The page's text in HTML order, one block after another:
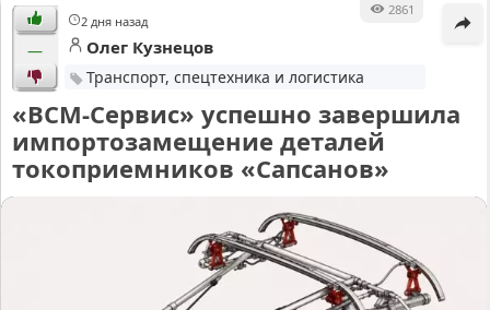
2 дня назад
2861
— Олег Кузнецов
Транспорт, спецтехника и логистика
«ВСМ-Сервис» успешно завершила
импортозамещение деталей
токоприемников «Сапсанов»